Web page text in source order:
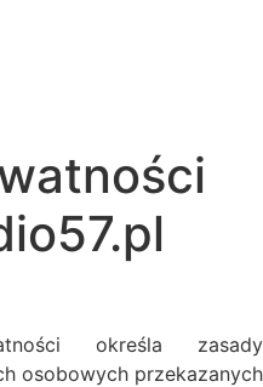
określa zasady
osobowych przekazanych